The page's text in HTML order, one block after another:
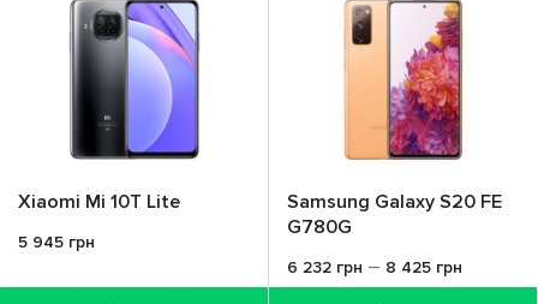
Xiaomi Mi 10T Lite
5 945 грн
Samsung Galaxy S20 FE
G780G
6 232 грн – 8 425 грн